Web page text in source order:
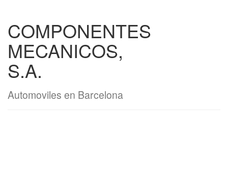
COMPONENTES
MECANICOS,
S.A.
Automoviles en Barcelona